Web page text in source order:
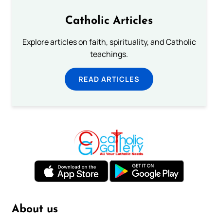
Catholic Articles
Explore articles on faith, spirituality, and Catholic
teachings.
READ ARTICLES
About us